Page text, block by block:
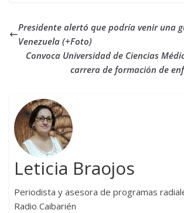
Presidente alertó que podría venir una
Venezuela (+Foto)
Convoca Universidad de Ciencias
carrera de formación de
Leticia Braojos
Periodista y asesora de programas
Radio Caibarién